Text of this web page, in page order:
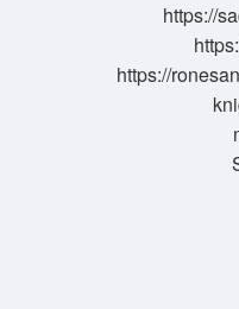
https://
https://